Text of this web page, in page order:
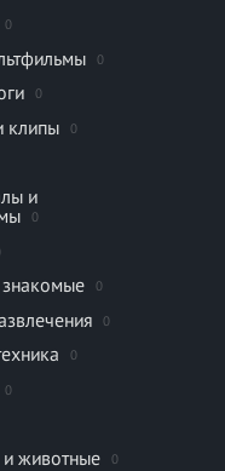
0
0
0
клипы 0
и
0
0
0
0
0
животные 0